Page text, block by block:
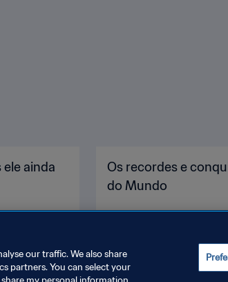
ainda
Os recordes e
do Mundo
our traffic. We also share
partners. You can select your